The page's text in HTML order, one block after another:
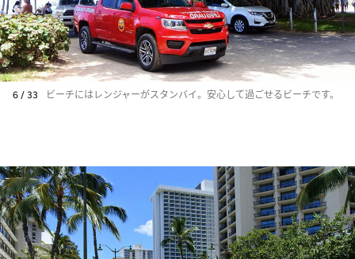
6 / 33 ビーチにはレンジャーがスタンバイ。安心して過ごせるビーチです。